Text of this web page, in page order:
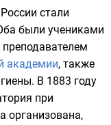
стали
были учениками
академии, также
В 1883 году
при
организована,